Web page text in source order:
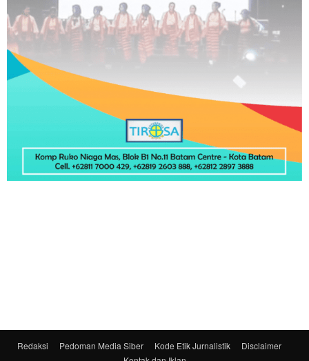
Redaksi Pedoman Media Siber Kode Etik Jurnalistik
Disclaimer